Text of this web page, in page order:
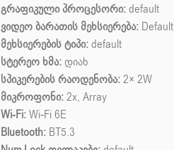
გრაფიკული პროცესორი:default
ვიდეო ბარათის მეხსიერება: Default
მეხსიერების ტიპი:default
სტერეო ხმა: დიახ
სპიკერების რაოდენობა:2× 2W
მიკროფონი:2x, Array
Wi-Fi:Wi-Fi 6E
Bluetooth: BT5.3